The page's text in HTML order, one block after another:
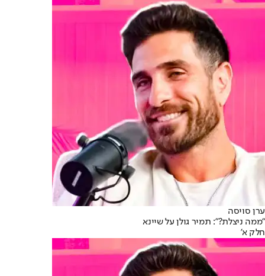
ערן סויסה
"ממה ניצלת?": תמיר גולן על שיינא
חלק א'